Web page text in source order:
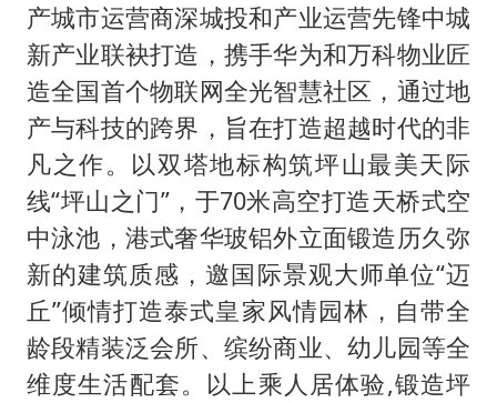
产城市运营商深城投和产业运营先锋中城
新产业联袂打造，携手华为和万科物业匠
造全国首个物联网全光智慧社区，通过地
产与科技的跨界，旨在打造超越时代的非
凡之作。以双塔地标构筑坪山最美天际
线“坪山之门”，于70米高空打造天桥式空
中泳池，港式奢华玻铝外立面锻造历久弥
新的建筑质感，邀国际景观大师单位“迈
丘”倾情打造泰式皇家风情园林，自带全
龄段精装泛会所、缤纷商业、幼儿园等全
维度生活配套。以上乘人居体验,锻造坪